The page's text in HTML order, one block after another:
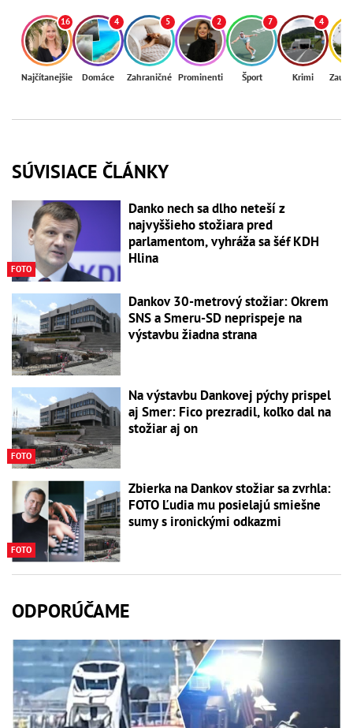
16
Najčítanejšie
4
Domáce
5
Zahraničné
2
Prominenti
7
Šport
4
Krimi
SÚVISIACE ČLÁNKY
FOTO
Danko nech sa dlho neteší z
najvyššieho stožiara pred
parlamentom, vyhráža sa šéf KDH
Hlina
Dankov 30-metrový stožiar: Okrem
SNS a Smeru-SD neprispeje na
výstavbu žiadna strana
FOTO
Na výstavbu Dankovej pýchy prispel
aj Smer: Fico prezradil, koľko dal na
stožiar aj on
FOTO
Zbierka na Dankov stožiar sa zvrhla:
FOTO Ľudia mu posielajú smiešne
sumy s ironickými odkazmi
ODPORÚČAME